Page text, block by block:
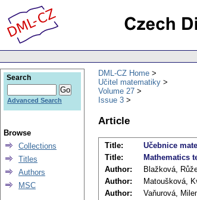
DML-CZ Home
Učitel matematiky
Volume 27
Issue 3
Article
Title: Učebnice
Title:
Mathematics
Author:
Blažková,
Author:
Matoušková,
Author:
Vaňurová,
Search
Advanced Search
Browse
Collections
Titles
Authors
MSC